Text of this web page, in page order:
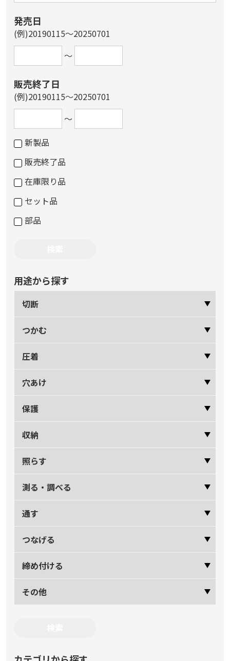
発売日
(例)20190115～20250701
～
販売終了日
(例)20190115～20250701
～
新製品
販売終了品
在庫限り品
セット品
部品
用途から探す
切断
つかむ
圧着
穴あけ
保護
収納
照らす
測る・調べる
通す
つなげる
締め付ける
その他